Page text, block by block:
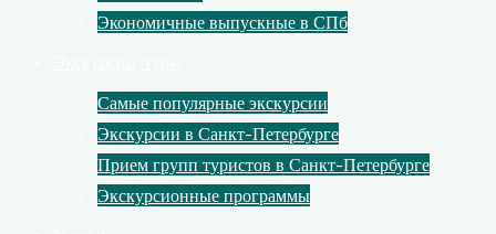
Экономичные выпускные в СПб
Самые популярные экскурсии
Экскурсии в Санкт-Петербурге
Прием групп туристов в Санкт-Петербурге
Экскурсионные программы